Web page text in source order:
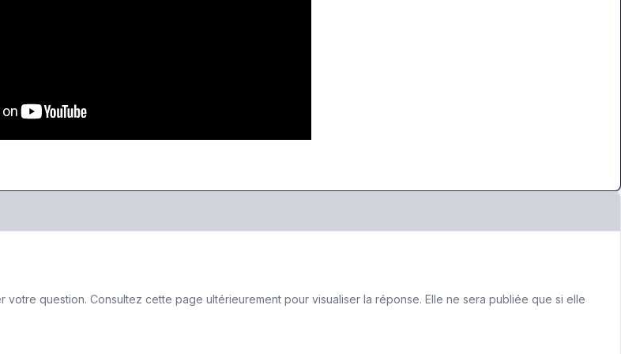
question. Consultez cette page ultérieurement pour visualiser la réponse. Elle ne sera publiée que si elle